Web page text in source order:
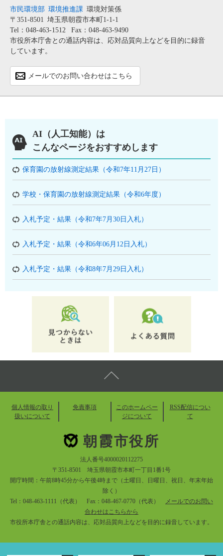
市民環境部 環境推進課 環境対策係
〒351-8501 埼玉県朝霞市本町1-1-1
Tel：048-463-1512
Fax：048-463-9490
市役所本庁舎との通話内容は、応対品質向上などを目的に録音
しています。
メールでのお問い合わせはこちら
AI（人工知能）は
こんなページをおすすめします
保育園の放射線測定結果（令和7年11月27日）
学校・保育園の放射線測定結果（令和6年度）
入札予定・結果（令和7年7月30日入札）
入札予定・結果（令和6年06月12日入札）
入札予定・結果（令和8年7月29日入札）
個人情報の取り
扱いについて
免責事項
このホームペー
ジについて
RSS配信につい
て
朝霞市役所
法人番号4000020112275
〒351-8501 埼玉県朝霞市本町一丁目1番1号
開庁時間：午前8時45分から午後4時まで（土曜日、日曜日、祝日、年末年始
除く）
Tel：048-463-1111（代表） Fax：048-467-0770（代表）
メールでのお問い
合わせはこちらから
市役所本庁舎との通話内容は、応対品質向上などを目的に録音しています。